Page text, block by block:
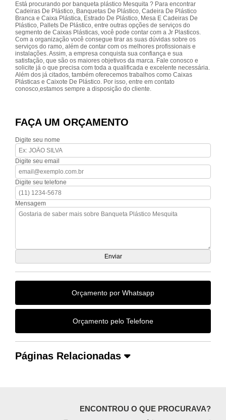
Está procurando por banqueta plástico Mesquita ? Para encontrar
Cadeiras De Plástico, Banquetas De Plástico, Cadeira De Plástico
Branca e Caixa Plástica, Estrado De Plástico, Mesa E Cadeiras De
Plástico, Pallets De Plástico, entre outras opções de serviços do
segmento de Caixas Plásticas, você pode contar com a Jr Plasticos.
Com a organização você consegue tirar as suas dúvidas sobre os
serviços do ramo, além de contar com os melhores profissionais e
instalações. Assim, a empresa conquista sua confiança e sua
satisfação, que são os maiores objetivos da marca. Fale conosco e
solicite já o que precisa com toda a qualificada e excelente necessária.
Além dos já citados, também oferecemos trabalhos como Caixas
Plásticas e Caixote De Plástico. Por isso, entre em contato
conosco,estamos sempre a disposição do cliente.
FAÇA UM ORÇAMENTO
Digite seu nome
Digite seu email
Digite seu telefone
Mensagem
Orçamento por Whatsapp
Orçamento pelo Telefone
Páginas Relacionadas
ENCONTROU O QUE PROCURAVA?